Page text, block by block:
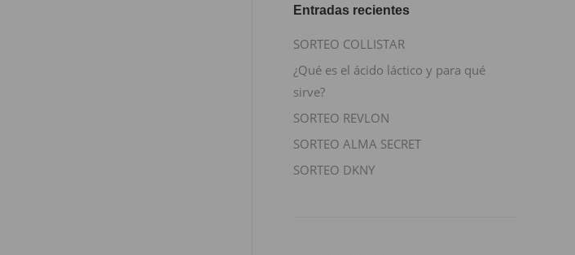
Entradas recientes
SORTEO COLLISTAR
¿Qué es el ácido láctico y para qué
sirve?
SORTEO REVLON
SORTEO ALMA SECRET
SORTEO DKNY